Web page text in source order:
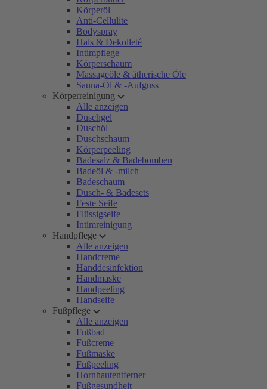
Körperöl
Anti-Cellulite
Bodyspray
Hals & Dekolleté
Intimpflege
Körperschaum
Massageöle & ätherische Öle
Sauna-Öl & -Aufguss
Körperreinigung
Alle anzeigen
Duschgel
Duschöl
Duschschaum
Körperpeeling
Badesalz & Badebomben
Badeöl & -milch
Badeschaum
Dusch- & Badesets
Feste Seife
Flüssigseife
Intimreinigung
Handpflege
Alle anzeigen
Handcreme
Handdesinfektion
Handmaske
Handpeeling
Handseife
Fußpflege
Alle anzeigen
Fußbad
Fußcreme
Fußmaske
Fußpeeling
Hornhautentferner
Fußgesundheit